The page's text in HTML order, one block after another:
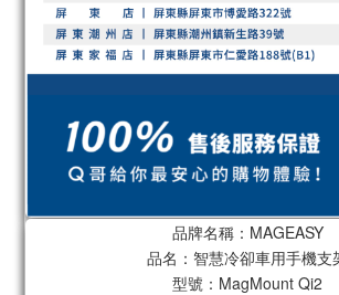
品牌名稱：MAGEASY
品名：智慧冷卻車用手機支
型號：MagMount Qi2